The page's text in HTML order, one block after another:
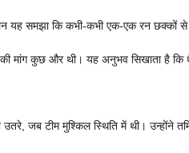
यह समझा कि कभी-कभी एक-एक रन छक्कों से
मांग कुछ और थी। यह अनुभव सिखाता है कि
जब टीम मुश्किल स्थिति में थी। उन्होंने